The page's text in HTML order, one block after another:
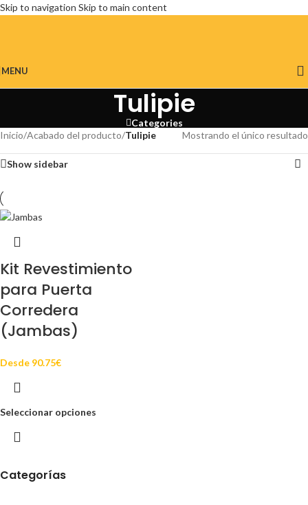
Skip to navigation Skip to main content
MENU
Tulipie
Categories
Categorías
Inicio/Acabado del producto/Tulipie Mostrando el único resultado
Show sidebar
Kit Revestimiento
para Puerta
Corredera
(Jambas)
Desde 90.75€
Seleccionar opciones